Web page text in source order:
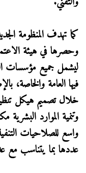
كما تهدف المنظومة
وحصرها في هيئة
ليشمل جميع مؤسسات
فيها العامة والخاصة،
خلال تصميم هيكل
وتنمية الموارد
واسع للصلاحيات
عددها بما يتناسب مع